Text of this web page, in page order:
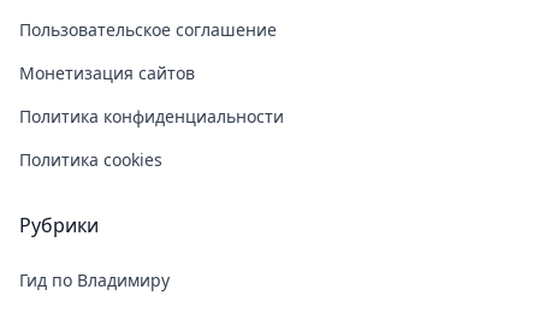
Пользовательское соглашение
Монетизация сайтов
Политика конфиденциальности
Политика cookies
Рубрики
Гид по Владимиру